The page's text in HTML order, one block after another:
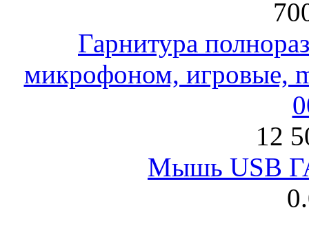
Гарнитура
микрофоном, игровые,
12
Мышь USB